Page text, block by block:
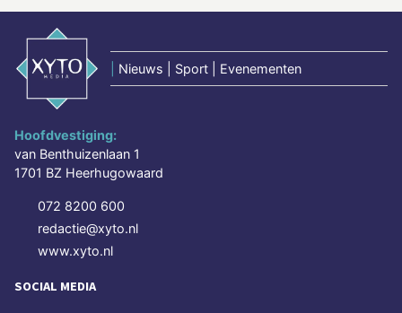
Nieuws | Sport | Evenementen
Hoofdvestiging:
van Benthuizenlaan 1
1701 BZ Heerhugowaard
072 8200 600
redactie@xyto.nl
www.xyto.nl
SOCIAL MEDIA